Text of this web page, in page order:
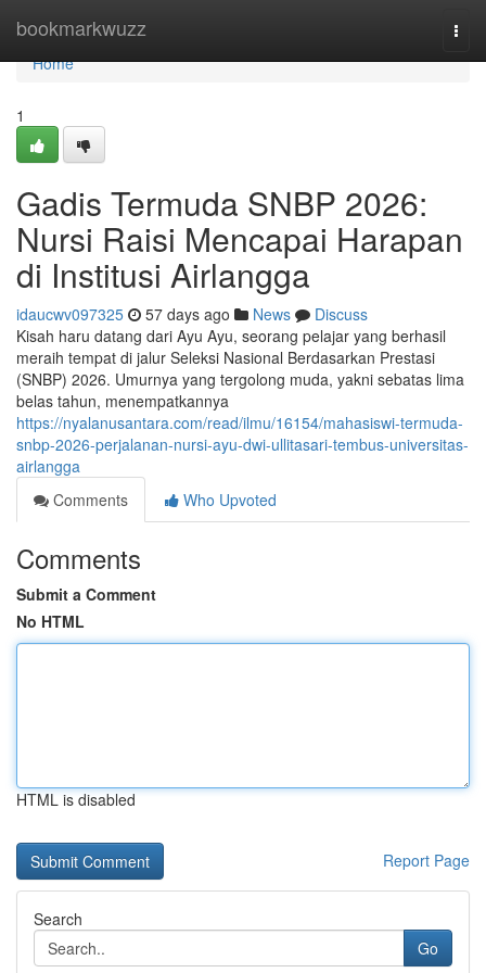
bookmarkwuzz
Home
Home
1
Gadis Termuda SNBP 2026:
Nursi Raisi Mencapai Harapan
di Institusi Airlangga
idaucwv097325 57 days ago News
Discuss
Kisah haru datang dari Ayu Ayu, seorang pelajar yang berhasil
meraih tempat di jalur Seleksi Nasional Berdasarkan Prestasi
(SNBP) 2026. Umurnya yang tergolong muda, yakni sebatas lima
belas tahun, menempatkannya
https://nyalanusantara.com/read/ilmu/16154/mahasiswi-termuda-
snbp-2026-perjalanan-nursi-ayu-dwi-ullitasari-tembus-universitas-
airlangga
Comments
Who Upvoted
Comments
Submit a Comment
No HTML
HTML is disabled
Report Page
Search
Go